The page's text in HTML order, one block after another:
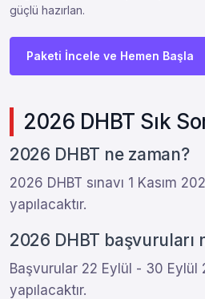
güçlü hazırlan.
Paketi İncele ve Hemen Başla
2026 DHBT Sık
2026 DHBT ne zaman?
2026 DHBT sınavı 1 Kasım
yapılacaktır.
2026 DHBT başvuruları
Başvurular 22 Eylül - 30 Eylül
yapılacaktır.